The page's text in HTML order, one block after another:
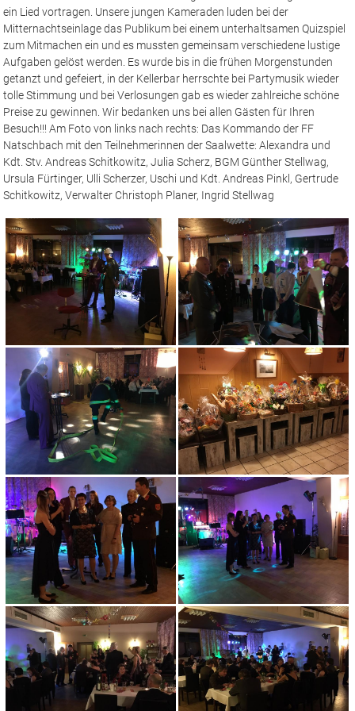
ein Lied vortragen. Unsere jungen Kameraden luden bei der
Mitternachtseinlage das Publikum bei einem unterhaltsamen Quizspiel
zum Mitmachen ein und es mussten gemeinsam verschiedene lustige
Aufgaben gelöst werden. Es wurde bis in die frühen Morgenstunden
getanzt und gefeiert, in der Kellerbar herrschte bei Partymusik wieder
tolle Stimmung und bei Verlosungen gab es wieder zahlreiche schöne
Preise zu gewinnen. Wir bedanken uns bei allen Gästen für Ihren
Besuch!!! Am Foto von links nach rechts: Das Kommando der FF
Natschbach mit den Teilnehmerinnen der Saalwette: Alexandra und
Kdt. Stv. Andreas Schitkowitz, Julia Scherz, BGM Günther Stellwag,
Ursula Fürtinger, Ulli Scherzer, Uschi und Kdt. Andreas Pinkl, Gertrude
Schitkowitz, Verwalter Christoph Planer, Ingrid Stellwag